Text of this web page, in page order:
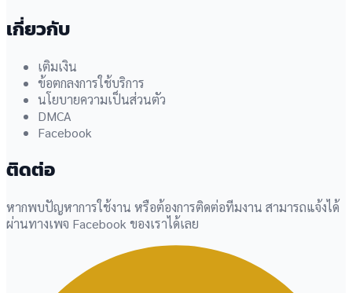
เกี่ยวกับ
เติมเงิน
ข้อตกลงการใช้บริการ
นโยบายความเป็นส่วนตัว
DMCA
Facebook
ติดต่อ
หากพบปัญหาการใช้งาน หรือต้องการติดต่อทีมงาน สามารถแจ้งได้
ผ่านทางเพจ Facebook ของเราได้เลย